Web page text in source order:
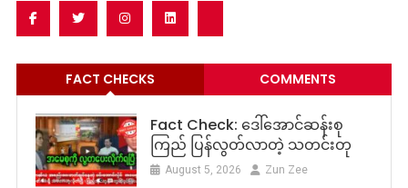
FACT CHECKS COMMENTS
Fact Check: ဒေါ်အောင်ဆန်းစု
ကြည် ပြန်လွတ်လာတဲ့ သတင်းတု
August 5, 2026 Zun Zee